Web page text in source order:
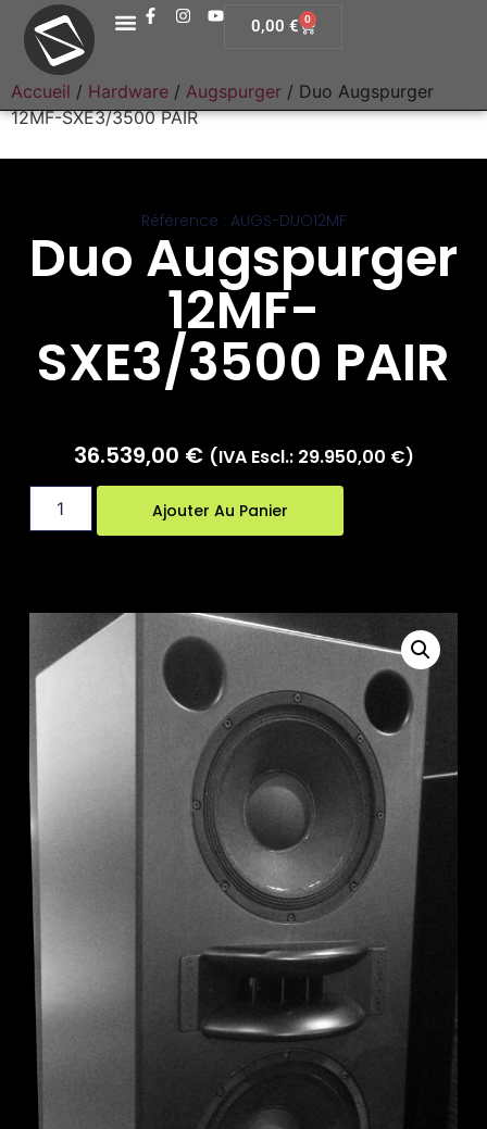
0,00 € 0
Accueil / Hardware / Augspurger / Duo Augspurger
12MF-SXE3/3500 PAIR
Référence : AUGS-DUO12MF
Duo Augspurger
12MF-
SXE3/3500 PAIR
36.539,00 € (IVA Escl.: 29.950,00 €)
Ajouter Au Panier